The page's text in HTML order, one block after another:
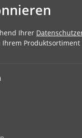
Ihrer
Produktsortiment